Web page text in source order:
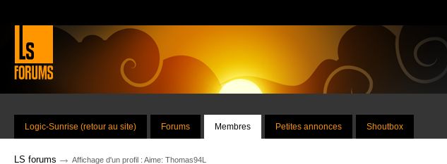
Logic-Sunrise (retour au site) Forums Membres Petites annonces Shoutbox
LS forums → Affichage d'un profil : Aime: Thomas94L